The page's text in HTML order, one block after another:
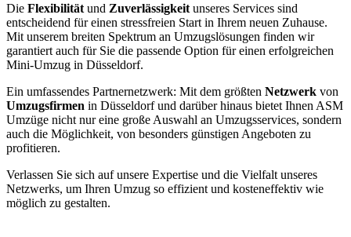
Die Flexibilität und Zuverlässigkeit unseres Services sind
entscheidend für einen stressfreien Start in Ihrem neuen Zuhause.
Mit unserem breiten Spektrum an Umzugslösungen finden wir
garantiert auch für Sie die passende Option für einen erfolgreichen
Mini-Umzug in Düsseldorf.
Ein umfassendes Partnernetzwerk: Mit dem größten Netzwerk von
Umzugsfirmen in Düsseldorf und darüber hinaus bietet Ihnen ASM
Umzüge nicht nur eine große Auswahl an Umzugsservices, sondern
auch die Möglichkeit, von besonders günstigen Angeboten zu
profitieren.
Verlassen Sie sich auf unsere Expertise und die Vielfalt unseres
Netzwerks, um Ihren Umzug so effizient und kosteneffektiv wie
möglich zu gestalten.